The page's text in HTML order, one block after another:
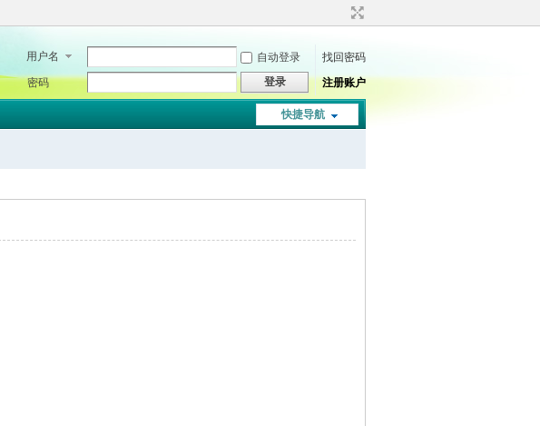
用户名 自动登录
找回密码
密码
登录 注册账户
快捷导航